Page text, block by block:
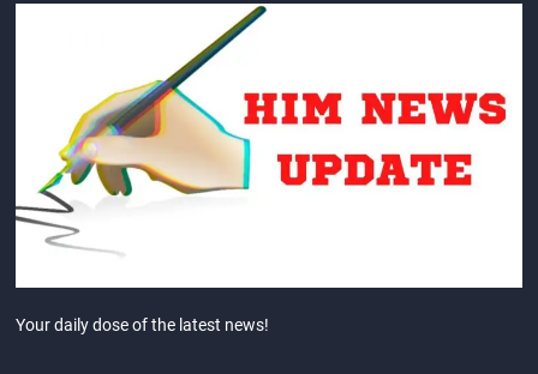
Your daily dose of the latest news!